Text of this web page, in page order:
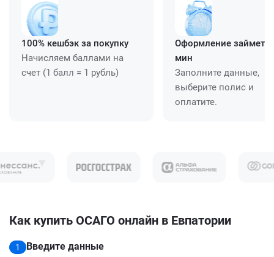
100% кешбэк за покупку
Начисляем баллами на
счет (1 балл = 1 рубль)
Оформление займет
мин
Заполните данные,
выберите полис и
оплатите.
Как купить ОСАГО онлайн в Евпатории
1
Введите данные